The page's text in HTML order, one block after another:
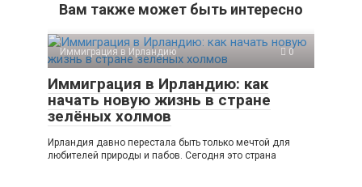
Вам также может быть интересно
Иммиграция в Ирландию 0
Иммиграция в Ирландию: как
начать новую жизнь в стране
зелёных холмов
Ирландия давно перестала быть только мечтой для
любителей природы и пабов. Сегодня это страна